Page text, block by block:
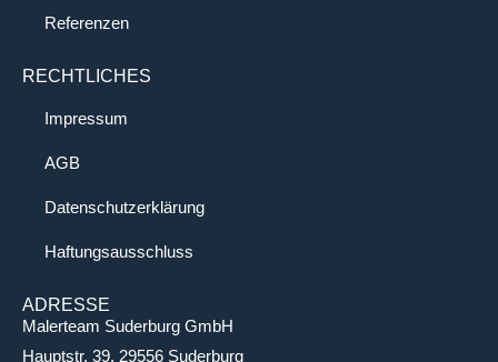
Referenzen
RECHTLICHES
Impressum
AGB
Datenschutzerklärung
Haftungsausschluss
ADRESSE
Malerteam Suderburg GmbH
Hauptstr. 39, 29556 Suderburg